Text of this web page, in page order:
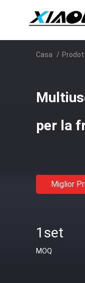
Casa /
per la
Miglior
1set
MOQ